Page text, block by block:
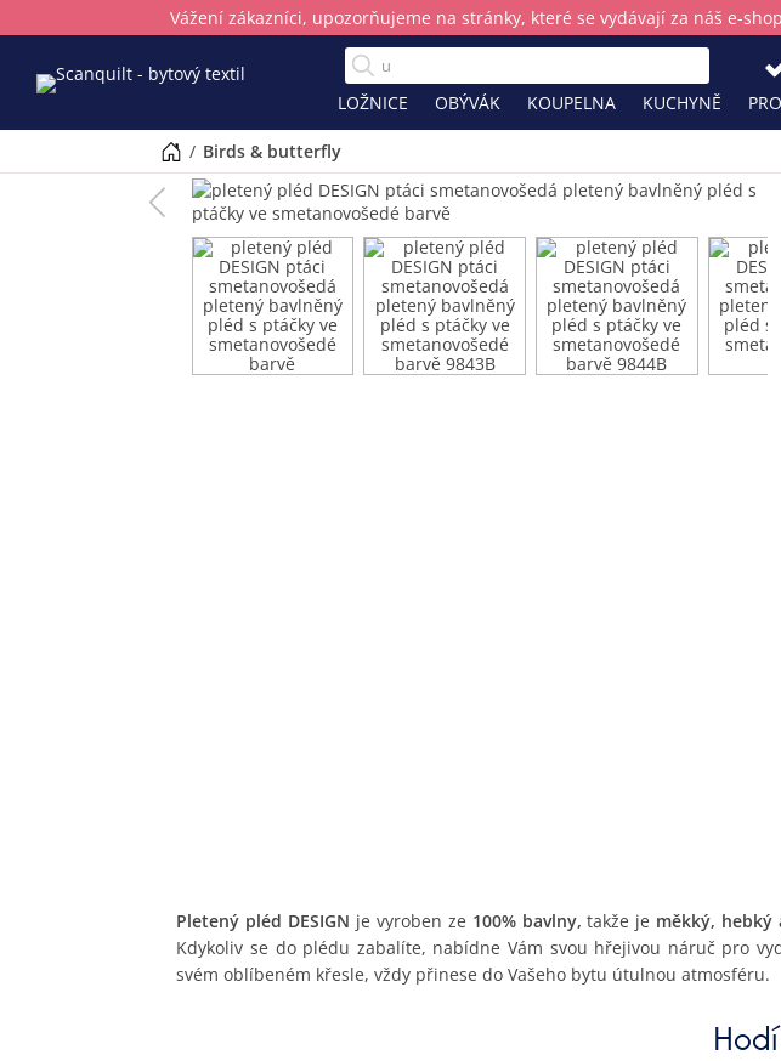
Vážení zákazníci, upozorňujeme na stránky, které se vydávají za náš e-
LOŽNICE OBÝVÁK KOUPELNA KUCHYNĚ
/ birds & butterfly
Pletený pléd DESIGN je vyroben ze 100% bavlny, takže je měkký, hebký
Kdykoliv se do plédu zabalíte, nabídne Vám svou hřejivou náruč pro
svém oblíbeném křesle, vždy přinese do Vašeho bytu útulnou atmosféru.